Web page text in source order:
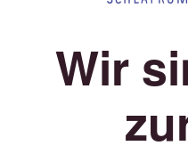
Wir